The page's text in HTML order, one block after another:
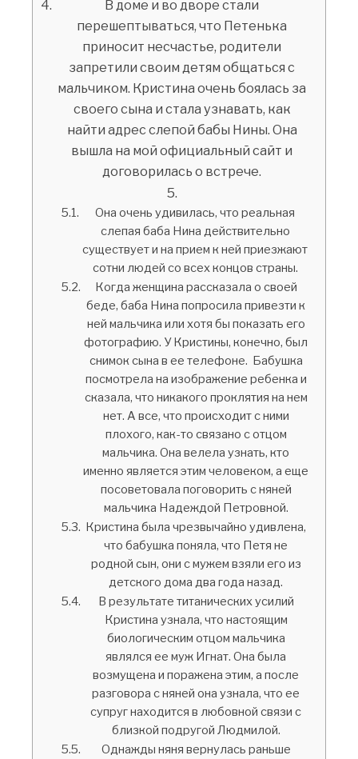
В доме и во дворе стали
перешептываться, что Петенька
приносит несчастье, родители
запретили своим детям общаться с
мальчиком. Кристина очень боялась за
своего сына и стала узнавать, как
найти адрес слепой бабы Нины. Она
вышла на мой официальный сайт и
договорилась о встрече.
Она очень удивилась, что реальная
слепая баба Нина действительно
существует и на прием к ней приезжают
сотни людей со всех концов страны.
Когда женщина рассказала о своей
беде, баба Нина попросила привезти к
ней мальчика или хотя бы показать его
фотографию. У Кристины, конечно, был
снимок сына в ее телефоне. Бабушка
посмотрела на изображение ребенка и
сказала, что никакого проклятия на нем
нет. А все, что происходит с ними
плохого, как-то связано с отцом
мальчика. Она велела узнать, кто
именно является этим человеком, а еще
посоветовала поговорить с няней
мальчика Надеждой Петровной.
Кристина была чрезвычайно удивлена,
что бабушка поняла, что Петя не
родной сын, они с мужем взяли его из
детского дома два года назад.
В результате титанических усилий
Кристина узнала, что настоящим
биологическим отцом мальчика
являлся ее муж Игнат. Она была
возмущена и поражена этим, а после
разговора с няней она узнала, что ее
супруг находится в любовной связи с
близкой подругой Людмилой.
Однажды няня вернулась раньше